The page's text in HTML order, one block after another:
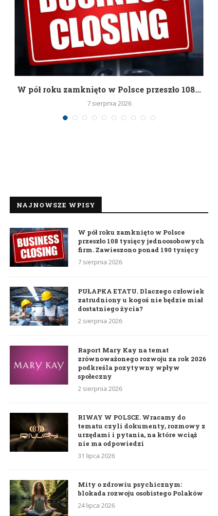
W pół roku zamknięto w Polsce przeszło 108...
7 sierpnia 2026
NAJNOWSZE WPISY
W pół roku zamknięto w Polsce
przeszło 108 tysięcy jednoosobowych
firm. Zawieszono ponad 190 tysięcy
7 sierpnia 2026
PUŁAPKA ETATU. Dlaczego człowiek
zatrudniony u kogoś nie będzie miał
dostatniego życia?
2 sierpnia 2026
Raport Mary Kay na temat
zrównoważonego rozwoju za rok 2026
podkreśla pozytywny wpływ
społeczny
2 sierpnia 2026
RIWAY W POLSCE. Wracamy do
tematu czyli dokumenty, rozmowy z
urzędami i pytania, na które wciąż
nie ma odpowiedzi
31 lipca 2026
Mity o zdrowiu psychicznym:
blokada rozwoju osobistego Polaków
24 lipca 2026